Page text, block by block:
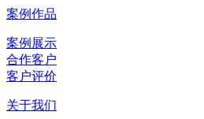
案例作品
案例展示
合作客户
客户评价
关于我们